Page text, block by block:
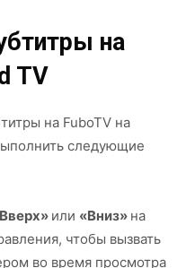
на
TV
на FuboTV на
следующие
или «Вниз» на
чтобы вызвать
во время просмотра